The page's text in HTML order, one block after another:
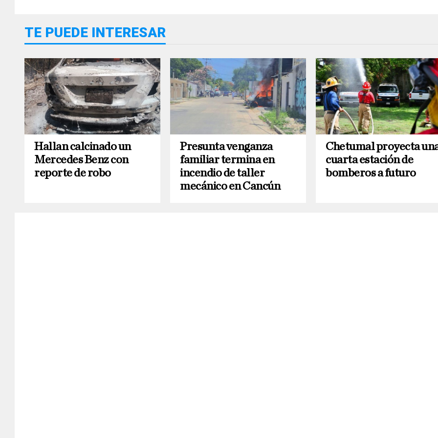
TE PUEDE INTERESAR
Hallan calcinado un
Mercedes Benz con
reporte de robo
Presunta venganza
familiar termina en
incendio de taller
mecánico en Cancún
Chetumal proyecta
cuarta estación de
bomberos a futuro